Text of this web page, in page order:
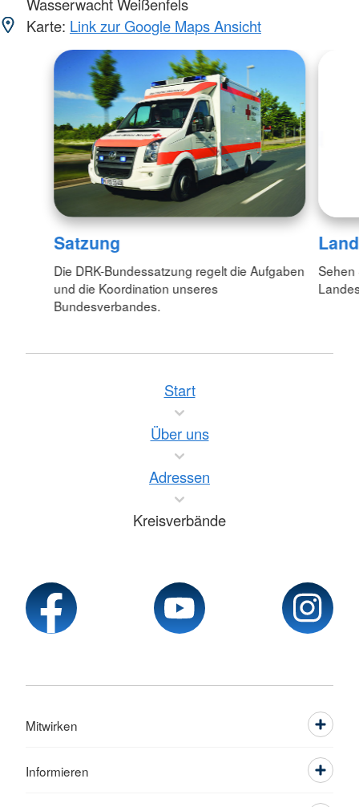
Karte: Link zur Google Maps Ansicht
Satzung
Die DRK-Bundessatzung regelt die Aufgaben
und die Koordination unseres
Bundesverbandes.
Sehen
Start
Über uns
Adressen
Kreisverbände
Mitwirken
Informieren